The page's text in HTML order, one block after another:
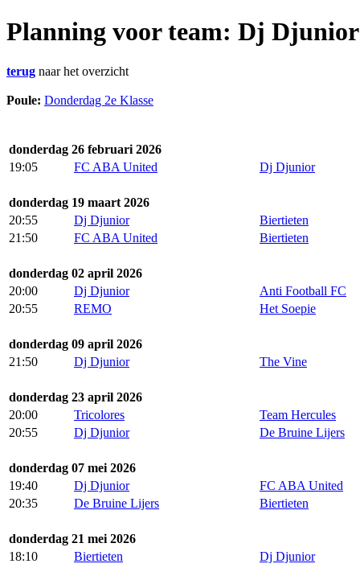
Planning voor team: Dj Djunior
terug naar het overzicht
Poule: Donderdag 2e Klasse
donderdag 26 februari 2026
19:05
FC ABA United Dj Djunior
donderdag 19 maart 2026
20:55
Dj Djunior
Biertieten
21:50
FC ABA United Biertieten
donderdag 02 april 2026
20:00
Dj Djunior
Anti Football FC
20:55
REMO Het Soepie
donderdag 09 april 2026
21:50
Dj Djunior The Vine
donderdag 23 april 2026
20:00
Tricolores
Team Hercules
20:55
Dj Djunior De Bruine Lijers
donderdag 07 mei 2026
19:40
Dj Djunior
FC ABA United
20:35
De Bruine Lijers Biertieten
donderdag 21 mei 2026
18:10
Biertieten Dj Djunior